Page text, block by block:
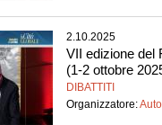
2.10.2025
VII edizione del
(1-2 ottobre
DIBATTITI
Organizzatore: